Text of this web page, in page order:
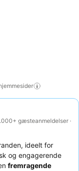
gæsteanmeldelser ·
ideelt for
og engagerende
fremragende